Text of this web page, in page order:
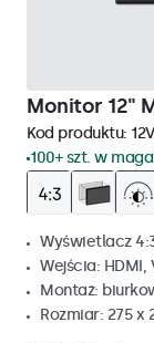
Monitor 12"
Kod produktu:
100+ szt. w
Wyświetlacz
Wejścia: HDMI,
Montaż:
Rozmiar: 275 x